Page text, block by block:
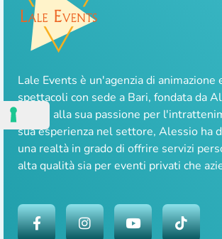
Lale Events è un'agenzia di animazione
spettacoli con sede a Bari, fondata da
Grazie alla sua passione per
sua esperienza nel settore, Alessio ha
una realtà in grado di offrire servizi
alta qualità sia per eventi privati che